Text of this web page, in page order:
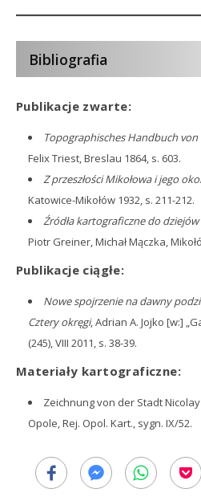
Bibliografia
Publikacje zwarte:
Topographisches Handbuch
Felix Triest, Breslau 1864, s. 603.
Z przeszłości Mikołowa i jego
Katowice-Mikołów 1932, s. 211-212.
Źródła kartograficzne do
Piotr Greiner, Michał Mączka,
Publikacje ciągłe:
Nowe spojrzenie na dawny
Cztery okręgi, Adrian A. Jojko [w:]
(245), VIII 2011, s. 38-39.
Materiały kartograficzne:
Zeichnung von der Stadt Nicolay
Opole, Rej. Opol. Kart., sygn. IX/52.